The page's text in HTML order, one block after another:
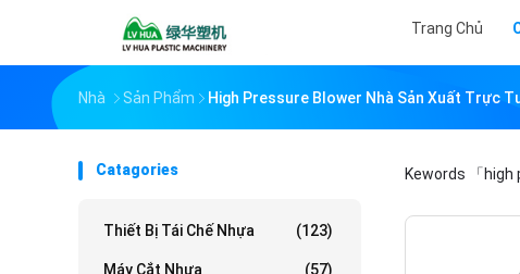
Trang Chủ
Nhà Sản Phẩm High Pressure Blower Nhà Sản Xuất Trực
Catagories
Thiết Bị Tái Chế Nhựa (123)
Máy Cắt Nhựa (57)
Kewords 「